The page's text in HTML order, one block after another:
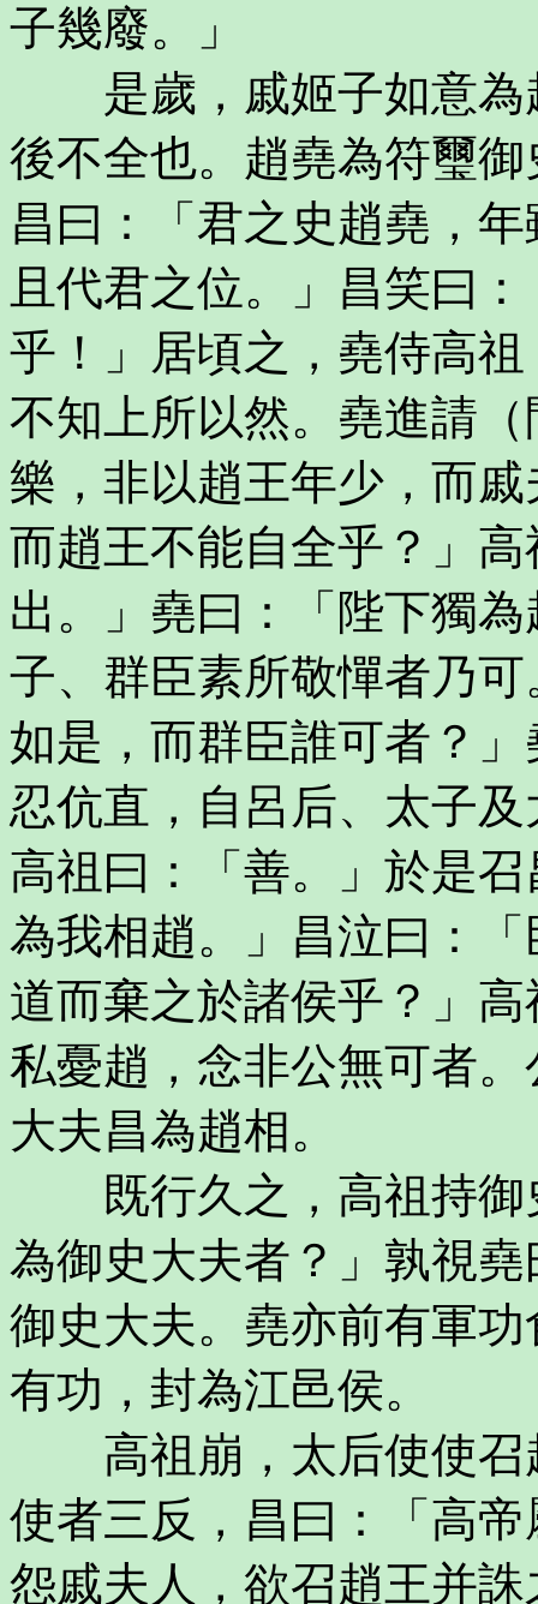
子幾廢。」
是歲，戚姬子如意為
後不全也。趙堯為符璽
昌曰：「君之史趙堯，
且代君之位。」昌笑曰
乎！」居頃之，堯侍高
不知上所以然。堯進請
樂，非以趙王年少，而
而趙王不能自全乎？」
出。」堯曰：「陛下獨
子、群臣素所敬憚者乃
如是，而群臣誰可者？
忍伉直，自呂后、太子
高祖曰：「善。」於是
為我相趙。」昌泣曰：
道而棄之於諸侯乎？」
私憂趙，念非公無可者
大夫昌為趙相。
既行久之，高祖持御
為御史大夫者？」孰視
御史大夫。堯亦前有軍
有功，封為江邑侯。
高祖崩，太后使使召
使者三反，昌曰：「高
怨戚夫人，欲召趙王并